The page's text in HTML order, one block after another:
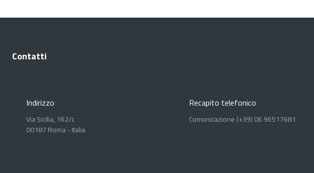
Contatti
Indirizzo
Via Sicilia, 162/c
00187 Roma - Italia
Recapito telefonico
Comunicazione (+39) 06 96517681